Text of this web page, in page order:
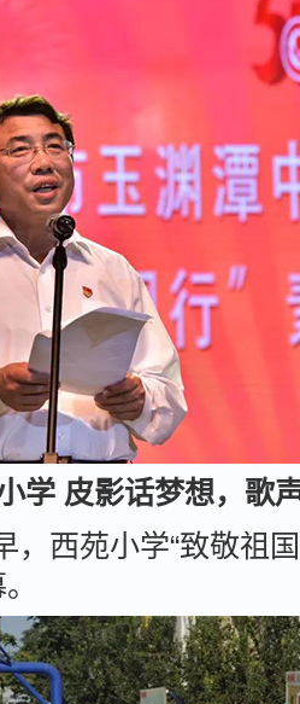
学 皮影话梦想，歌
，西苑小学“致敬祖